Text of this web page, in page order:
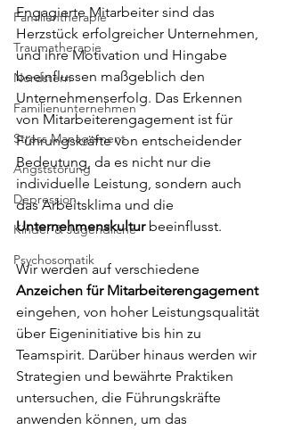
Familientherapie
Traumatherapie
Nordstern
Familienunternehmen
Stress Management
Angststörung
Depression
Kinder & Jugendliche
Psychosomatik
Engagierte Mitarbeiter sind das
Herzstück erfolgreicher Unternehmen,
und ihre Motivation und Hingabe
beeinflussen maßgeblich den
Unternehmenserfolg. Das Erkennen
von Mitarbeiterengagement ist für
Führungskräfte von entscheidender
Bedeutung, da es nicht nur die
individuelle Leistung, sondern auch
das Arbeitsklima und die
Unternehmenskultur beeinflusst.
Wir werden auf verschiedene
Anzeichen für Mitarbeiterengagement
eingehen, von hoher Leistungsqualität
über Eigeninitiative bis hin zu
Teamspirit. Darüber hinaus werden wir
Strategien und bewährte Praktiken
untersuchen, die Führungskräfte
anwenden können, um das